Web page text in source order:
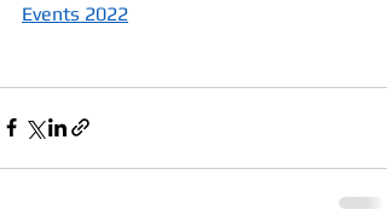
Events 2022